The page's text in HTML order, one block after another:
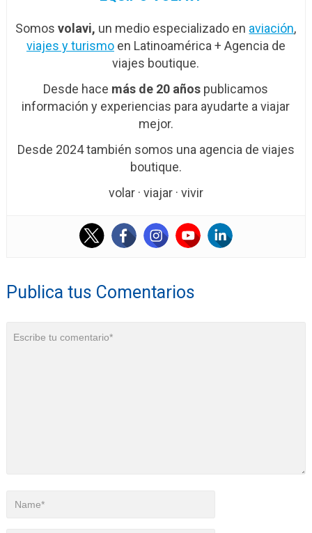
Somosvolavi, un medio especializado en aviación,
viajes y turismoen Latinoamérica + Agencia de
viajes boutique.
Desde hace más de 20 años publicamos
información y experiencias para ayudarte a viajar
mejor.
Desde 2024 también somos una agencia de viajes
boutique.
volar · viajar · vivir
Publica tus Comentarios